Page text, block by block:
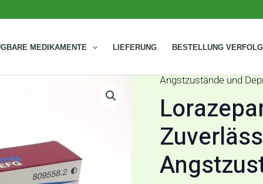
MEDIKAMENTE LIEFERUNG BESTELLUNG
Angstzustände und
Lorazepam
1
mg
–
Zuverlässige
Linderung